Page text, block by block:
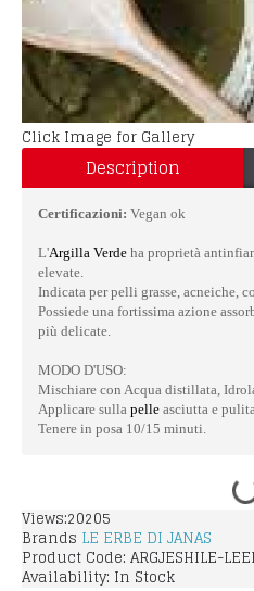
Click Image for Gallery
Description
Certificazioni: Vegan ok
L'Argilla Verde ha proprietà
elevate.
Indicata per pelli grasse, acneiche,
Possiede una fortissima azione
più delicate.
MODO D'USO:
Mischiare con Acqua distillata,
Applicare sulla pelle asciutta e
Tenere in posa 10/15 minuti.
Views:20205
Brands LE ERBE DI JANAS
Product Code: ARGJESHILE-
Availability: In Stock